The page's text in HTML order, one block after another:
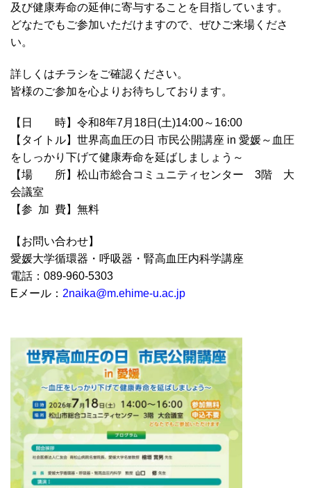
及び健康寿命の延伸に寄与することを目指しています。
どなたでもご参加いただけますので、ぜひご来場くださ
い。
詳しくはチラシをご確認ください。
皆様のご参加を心よりお待ちしております。
【日 時】令和8年7月18日(土)14:00～16:00
【タイトル】世界高血圧の日 市民公開講座 in 愛媛～血圧
をしっかり下げて健康寿命を延ばしましょう～
【場 所】松山市総合コミュニティセンター 3階 大
会議室
【参 加 費】無料
【お問い合わせ】
愛媛大学循環器・呼吸器・腎高血圧内科学講座
電話：089-960-5303
Eメール： 2naika@m.ehime-u.ac.jp